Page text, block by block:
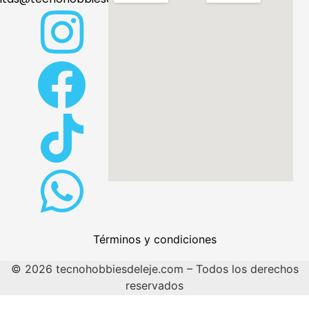
Términos y condiciones
© 2026 tecnohobbiesdeleje.com – Todos los derechos
reservados